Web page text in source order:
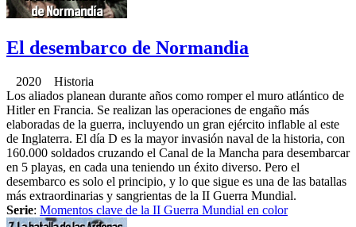
El desembarco de Normandia
2020 Historia
Los aliados planean durante años como romper el muro atlántico de
Hitler en Francia. Se realizan las operaciones de engaño más
elaboradas de la guerra, incluyendo un gran ejército inflable al este
de Inglaterra. El día D es la mayor invasión naval de la historia, con
160.000 soldados cruzando el Canal de la Mancha para desembarcar
en 5 playas, en cada una teniendo un éxito diverso. Pero el
desembarco es solo el principio, y lo que sigue es una de las batallas
más extraordinarias y sangrientas de la II Guerra Mundial.
Serie: Momentos clave de la II Guerra Mundial en color